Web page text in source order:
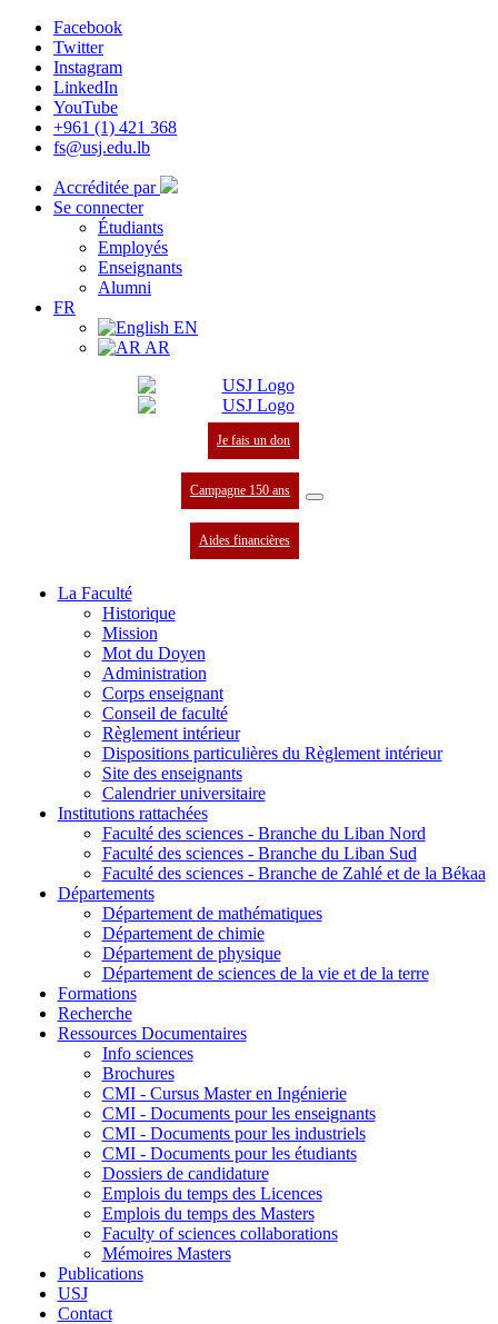
Facebook
Twitter
Instagram
LinkedIn
YouTube
+961 (1) 421 368
fs@usj.edu.lb
Accréditée par
Se connecter
Étudiants
Employés
Enseignants
Alumni
FR
EN
AR
Je fais un don
Campagne 150 ans
Aides financières
La Faculté
Historique
Mission
Mot du Doyen
Administration
Corps enseignant
Conseil de faculté
Règlement intérieur
Dispositions particulières du Règlement intérieur
Site des enseignants
Calendrier universitaire
Institutions rattachées
Faculté des sciences - Branche du Liban Nord
Faculté des sciences - Branche du Liban Sud
Faculté des sciences - Branche de Zahlé et de la Békaa
Départements
Département de mathématiques
Département de chimie
Département de physique
Département de sciences de la vie et de la terre
Formations
Recherche
Ressources Documentaires
Info sciences
Brochures
CMI - Cursus Master en Ingénierie
CMI - Documents pour les enseignants
CMI - Documents pour les industriels
CMI - Documents pour les étudiants
Dossiers de candidature
Emplois du temps des Licences
Emplois du temps des Masters
Faculty of sciences collaborations
Mémoires Masters
Publications
USJ
Contact